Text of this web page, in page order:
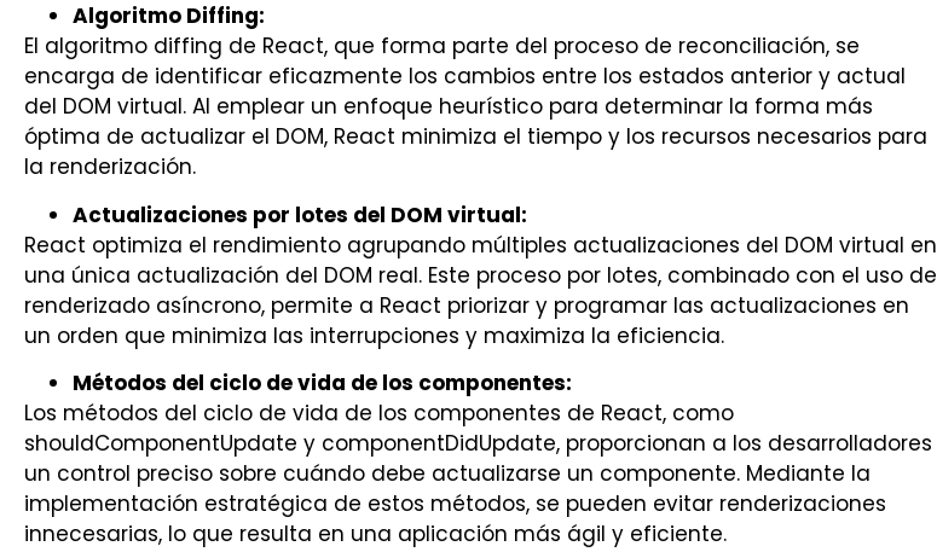
Algoritmo Diffing:
El algoritmo diffing de React, que forma parte del proceso de reconciliación, se
encarga de identificar eficazmente los cambios entre los estados anterior y actual
del DOM virtual. Al emplear un enfoque heurístico para determinar la forma más
óptima de actualizar el DOM, React minimiza el tiempo y los recursos necesarios para
la renderización.
Actualizaciones por lotes del DOM virtual:
React optimiza el rendimiento agrupando múltiples actualizaciones del DOM virtual en
una única actualización del DOM real. Este proceso por lotes, combinado con el uso de
renderizado asíncrono, permite a React priorizar y programar las actualizaciones en
un orden que minimiza las interrupciones y maximiza la eficiencia.
Métodos del ciclo de vida de los componentes:
Los métodos del ciclo de vida de los componentes de React, como
shouldComponentUpdate y componentDidUpdate, proporcionan a los desarrolladores
un control preciso sobre cuándo debe actualizarse un componente. Mediante la
implementación estratégica de estos métodos, se pueden evitar renderizaciones
innecesarias, lo que resulta en una aplicación más ágil y eficiente.